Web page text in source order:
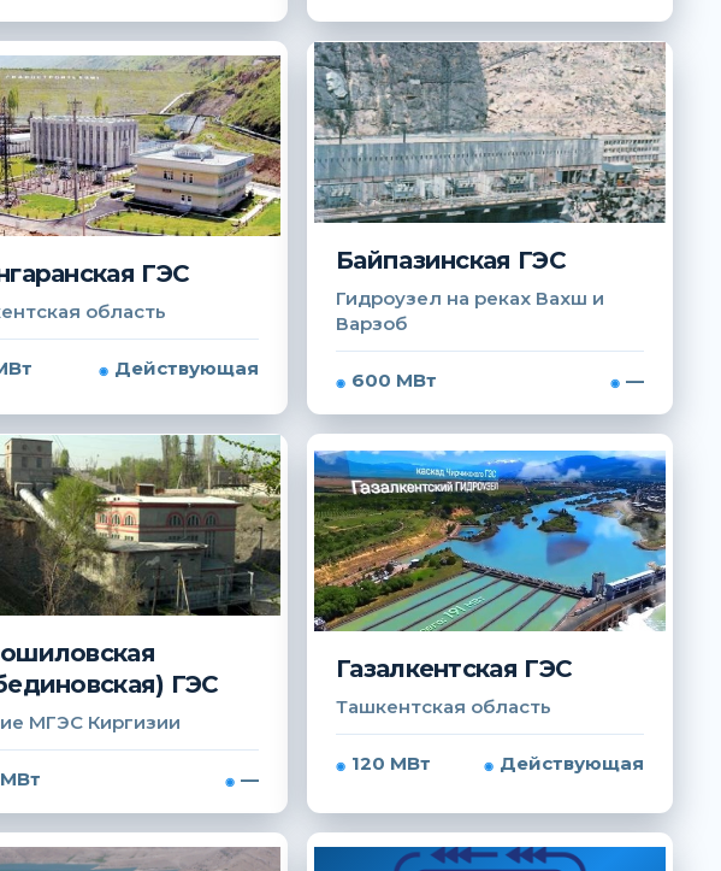
ГЭС
область
Действующая
Байпазинская ГЭС
Гидроузел на реках Вахш и
Варзоб
600 МВт —
ГЭС
МГЭС Киргизии
—
Газалкентская ГЭС
Ташкентская область
120 МВт Действующая